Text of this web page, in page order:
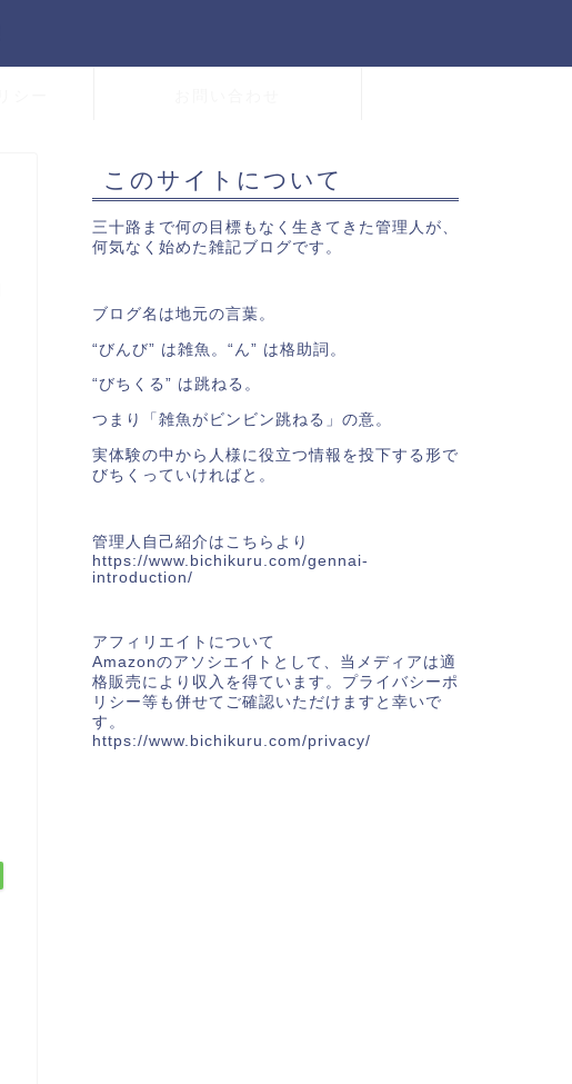
このサイトについて
三十路まで何の目標もなく生きてきた管理人が、
何気なく始めた雑記ブログです。
ブログ名は地元の言葉。
“びんび” は雑魚。“ん” は格助詞。
“びちくる” は跳ねる。
つまり「雑魚がビンビン跳ねる」の意。
実体験の中から人様に役立つ情報を投下する形で
びちくっていければと。
管理人自己紹介はこちらより
https://www.bichikuru.com/gennai-
introduction/
アフィリエイトについて
Amazonのアソシエイトとして、当メディア は適
格販売により収入を得ています。プライバシーポ
リシー等も併せてご確認いただけますと幸いで
す。
https://www.bichikuru.com/privacy/